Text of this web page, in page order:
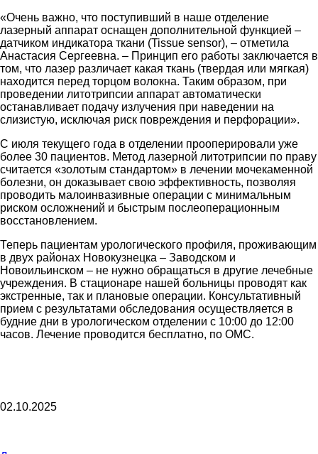
«Очень важно, что поступивший в наше отделение
лазерный аппарат оснащен дополнительной функцией –
датчиком индикатора ткани (Tissue sensor), – отметила
Анастасия Сергеевна. – Принцип его работы заключается в
том, что лазер различает какая ткань (твердая или мягкая)
находится перед торцом волокна. Таким образом, при
проведении литотрипсии аппарат автоматически
останавливает подачу излучения при наведении на
слизистую, исключая риск повреждения и перфорации».
С июля текущего года в отделении прооперировали уже
более 30 пациентов. Метод лазерной литотрипсии по праву
считается «золотым стандартом» в лечении мочекаменной
болезни, он доказывает свою эффективность, позволяя
проводить малоинвазивные операции с минимальным
риском осложнений и быстрым послеоперационным
восстановлением.
Теперь пациентам урологического профиля, проживающим
в двух районах Новокузнецка – Заводском и
Новоильинском – не нужно обращаться в другие лечебные
учреждения. В стационаре нашей больницы проводят как
экстренные, так и плановые операции. Консультативный
прием с результатами обследования осуществляется в
будние дни в урологическом отделении с 10:00 до 12:00
часов. Лечение проводится бесплатно, по ОМС.
02.10.2025